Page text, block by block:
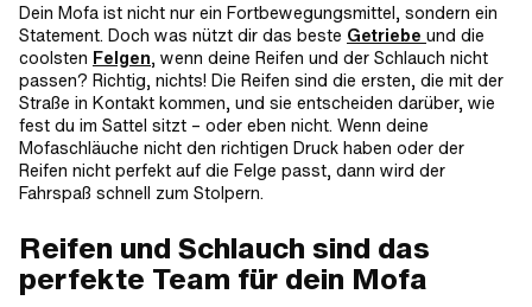
Dein Mofa ist nicht nur ein Fortbewegungsmittel, sondern ein
Statement. Doch was nützt dir das beste Getriebe und die
coolsten Felgen, wenn deine Reifen und der Schlauch nicht
passen? Richtig, nichts! Die Reifen sind die ersten, die mit der
Straße in Kontakt kommen, und sie entscheiden darüber, wie
fest du im Sattel sitzt – oder eben nicht. Wenn deine
Mofaschläuche nicht den richtigen Druck haben oder der
Reifen nicht perfekt auf die Felge passt, dann wird der
Fahrspaß schnell zum Stolpern.
Reifen und Schlauch sind das
perfekte Team für dein Mofa